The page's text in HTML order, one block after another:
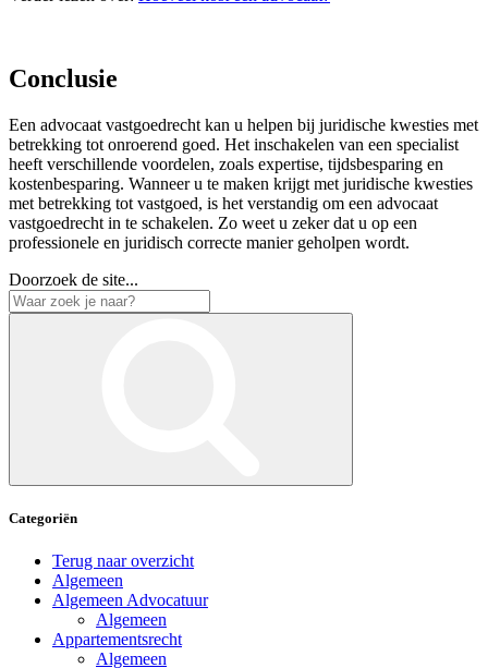
Conclusie
Een advocaat vastgoedrecht kan u helpen bij juridische kwesties met
betrekking tot onroerend goed. Het inschakelen van een specialist
heeft verschillende voordelen, zoals expertise, tijdsbesparing en
kostenbesparing. Wanneer u te maken krijgt met juridische kwesties
met betrekking tot vastgoed, is het verstandig om een advocaat
vastgoedrecht in te schakelen. Zo weet u zeker dat u op een
professionele en juridisch correcte manier geholpen wordt.
Doorzoek de site...
Categoriën
Terug naar overzicht
Algemeen
Algemeen Advocatuur
Algemeen
Appartementsrecht
Algemeen